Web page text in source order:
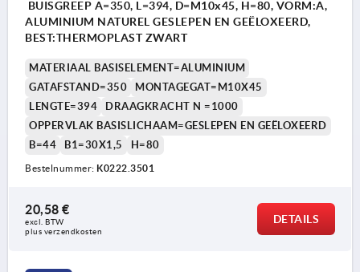
BUISGREEP A=350, L=394, D=M10x45, H=80, VORM:A,
ALUMINIUM NATUREL GESLEPEN EN GEËLOXEERD,
BEST:THERMOPLAST ZWART
MATERIAAL BASISELEMENT=ALUMINIUM
GATAFSTAND=350
MONTAGEGAT=M10X45
LENGTE=394
DRAAGKRACHT N =1000
OPPERVLAK BASISLICHAAM=GESLEPEN EN GEËLOXEERD
B=44
B1=30X1,5 H=80
Bestelnummer: K0222.3501
20,58 €
excl. BTW
plus verzendkosten
DETAILS